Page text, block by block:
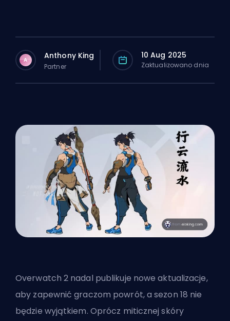
A Anthony King
Partner
10 Aug 2025
Zaktualizowano dnia
Overwatch 2 nadal publikuje nowe aktualizacje,
aby zapewnić graczom powrót, a sezon 18 nie
będzie wyjątkiem. Oprócz miticznej skóry